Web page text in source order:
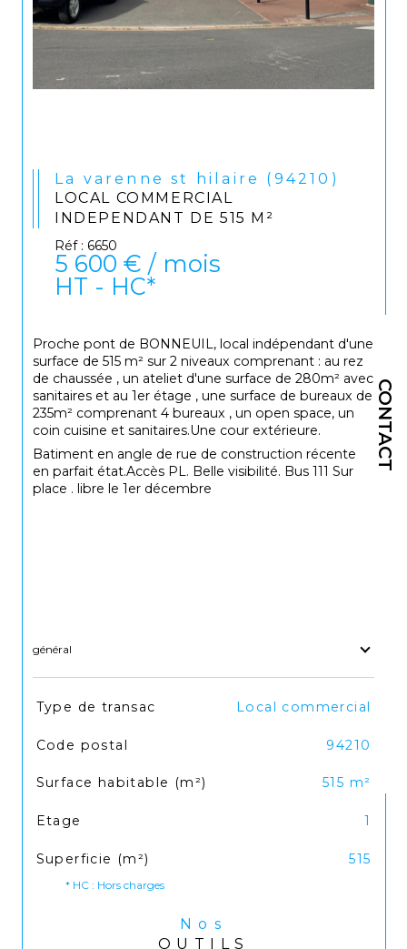
CONTACT
La varenne st hilaire (94210)
LOCAL COMMERCIAL
INDEPENDANT DE 515 M²
Réf : 6650
5 600 € / mois
HT - HC*
Proche pont de BONNEUIL, local indépendant d'une
surface de 515 m² sur 2 niveaux comprenant : au rez
de chaussée , un ateliet d'une surface de 280m² avec
sanitaires et au 1er étage , une surface de bureaux de
235m² comprenant 4 bureaux , un open space, un
coin cuisine et sanitaires.Une cour extérieure.
Batiment en angle de rue de construction récente
en parfait état.Accès PL. Belle visibilité. Bus 111 Sur
place . libre le 1er décembre
général
TRAD_SIROCCO_Caracteristique Valeurs
Type de transac Local commercial
Code postal 94210
Surface habitable (m²) 515 m²
Etage 1
Superficie (m²) 515
* HC : Hors charges
Nos
OUTILS